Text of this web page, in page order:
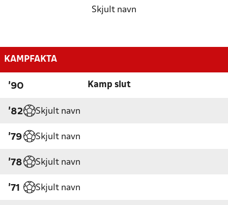
Skjult navn
KAMPFAKTA
'90 Kamp slut
'82 Skjult navn
'79 Skjult navn
'78 Skjult navn
'71 Skjult navn